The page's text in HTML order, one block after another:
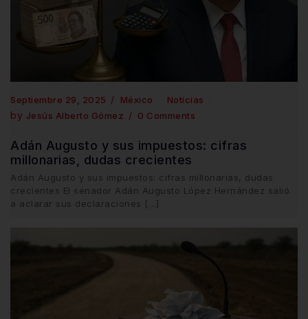
Septiembre 29, 2025 México Noticias
by Jesús Alberto Gómez 0 Comments
Adán Augusto y sus impuestos: cifras
millonarias, dudas crecientes
Adán Augusto y sus impuestos: cifras millonarias, dudas
crecientes El senador Adán Augusto López Hernández salió
a aclarar sus declaraciones […]